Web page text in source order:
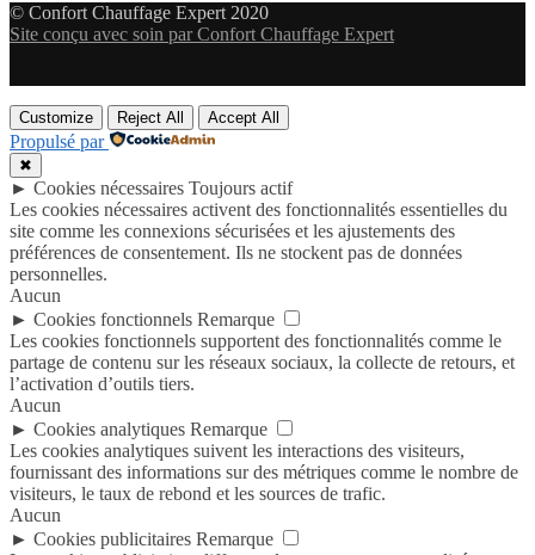
© Confort Chauffage Expert 2020
Site conçu avec soin par Confort Chauffage Expert
Customize Reject All Accept All
Propulsé par
✖
► Cookies nécessaires Toujours actif
Les cookies nécessaires activent des fonctionnalités essentielles du
site comme les connexions sécurisées et les ajustements des
préférences de consentement. Ils ne stockent pas de données
personnelles.
Aucun
► Cookies fonctionnels Remarque
Les cookies fonctionnels supportent des fonctionnalités comme le
partage de contenu sur les réseaux sociaux, la collecte de retours, et
l’activation d’outils tiers.
Aucun
► Cookies analytiques Remarque
Les cookies analytiques suivent les interactions des visiteurs,
fournissant des informations sur des métriques comme le nombre de
visiteurs, le taux de rebond et les sources de trafic.
Aucun
► Cookies publicitaires Remarque